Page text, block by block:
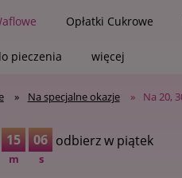
Opłatki Cukrowe
pieczenia więcej
» Na specjalne okazje » Na 20,
15
m
05
s
odbierz w piątek
się na newsletter i zyskaj
Wybieraj